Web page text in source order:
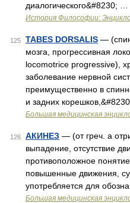
диалогического&#8230; …
История Философии:
125 TABES DORSALIS —
мозга, прогрессивная
locomotrice progressive),
заболевание нервной
преимущественно в
и задних
Большая медицинская
126 АКИНЕЗ — (от греч. а
выпадение, отсутствие
противоположное
повышенные движения,
употребляется для
Большая медицинская